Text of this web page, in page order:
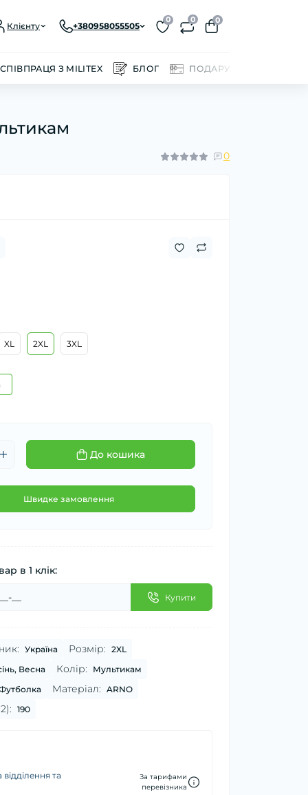
Клієнту +380958055505
0 0 0
СПІВПРАЦЯ З MILITEX БЛОГ ПОДАРУНКОВІ
0
XL 2XL 3XL
До кошика
Швидке замовлення
в 1 клік:
Купити
Україна Розмір: 2XL
Весна
Колір:
Мультикам
Матеріал: ARNO
190
та
За тарифами
перевізника